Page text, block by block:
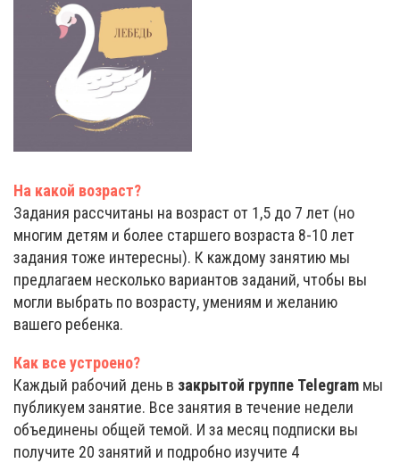
На какой возраст?
Задания рассчитаны на возраст от 1,5 до 7 лет (но
многим детям и более старшего возраста 8-10 лет
задания тоже интересны). К каждому занятию мы
предлагаем несколько вариантов заданий, чтобы вы
могли выбрать по возрасту, умениям и желанию
вашего ребенка.
Как все устроено?
Каждый рабочий день в закрытой группе Telegram мы
публикуем занятие. Все занятия в течение недели
объединены общей темой. И за месяц подписки вы
получите 20 занятий и подробно изучите 4